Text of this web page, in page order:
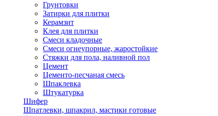
Грунтовки
Затирки для плитки
Керамзит
Клея для плитки
Смеси кладочные
Смеси огнеупорные, жаростойкие
Стяжки для пола, наливной пол
Цемент
Цементо-песчаная смесь
Шпаклевка
Штукатурка
Шифер
Шпатлевки, шпакрил, мастики готовые